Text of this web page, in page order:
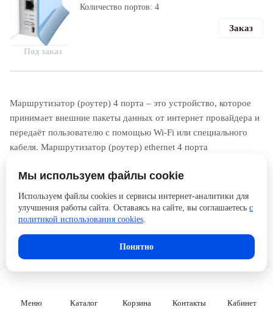
Меню Каталог Корзина Контакты Кабинет
Под заказ
Количество портов: 4
Заказ
Маршрутизатор (роутер) 4 порта – это устройство, которое
принимает внешние пакеты данных от интернет провайдера и
передаёт пользователю с помощью Wi-Fi или специального
кабеля. Маршрутизатор (роутер) ethernet 4 порта
маршрутизации. Для принятия решений о пересылке пакетов
используется информация о топологии сети и определённые
правила, заданные администратором.
Мы используем файлы cookie
Используем файлы cookies и сервисы интернет-аналитики для
улучшения работы сайта. Оставаясь на сайте, вы соглашаетесь с
политикой использования cookies.
Понятно